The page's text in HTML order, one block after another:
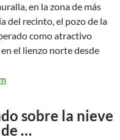
en la zona de más
del recinto, el pozo de la
como atractivo
el lienzo norte desde
sobre la nieve
…